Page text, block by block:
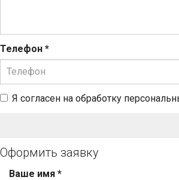
Телефон *
Я согласен на обработку
Оформить заявку
Ваше имя *